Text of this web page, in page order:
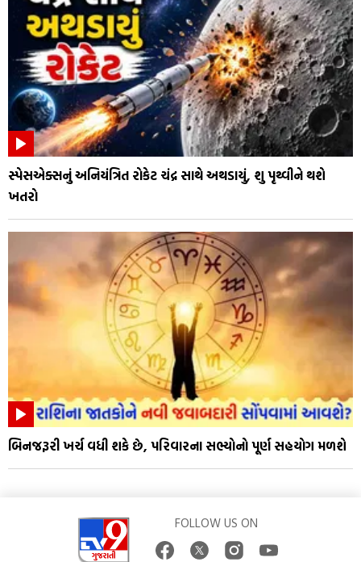
સ્પેસએક્સનું અનિયંત્રિત રોકેટ ચંદ્ર સાથે અથડાયું, શુ પૃથ્વીને થશે
ખતરો
બિનજરૂરી ખર્ચ વધી શકે છે, પરિવારના સભ્યોનો પૂર્ણ સહયોગ મળશે
FOLLOW US ON